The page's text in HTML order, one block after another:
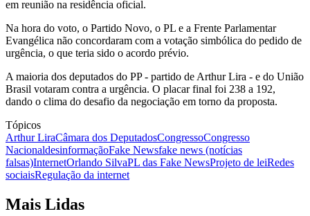
em reunião na residência oficial.
Na hora do voto, o Partido Novo, o PL e a Frente Parlamentar
Evangélica não concordaram com a votação simbólica do pedido de
urgência, o que teria sido o acordo prévio.
A maioria dos deputados do PP - partido de Arthur Lira - e do União
Brasil votaram contra a urgência. O placar final foi 238 a 192,
dando o clima do desafio da negociação em torno da proposta.
Tópicos
Arthur LiraCâmara dos DeputadosCongressoCongresso
NacionaldesinformaçãoFake Newsfake news (notícias
falsas)InternetOrlando SilvaPL das Fake NewsProjeto de leiRedes
sociaisRegulação da internet
Mais Lidas